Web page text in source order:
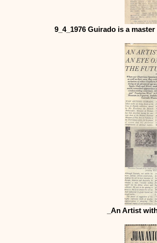
9_4_1976 Guirado is a
_An Artist